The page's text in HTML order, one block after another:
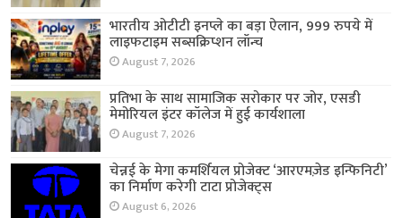
भारतीय ओटीटी इनप्ले का बड़ा ऐलान, 999 रुपये में
लाइफटाइम सब्सक्रिप्शन लॉन्च
August 7, 2026
प्रतिभा के साथ सामाजिक सरोकार पर जोर, एसडी
मेमोरियल इंटर कॉलेज में हुई कार्यशाला
August 7, 2026
चेन्नई के मेगा कमर्शियल प्रोजेक्ट ‘आरएमज़ेड इन्फिनिटी’
का निर्माण करेगी टाटा प्रोजेक्ट्स
August 6, 2026